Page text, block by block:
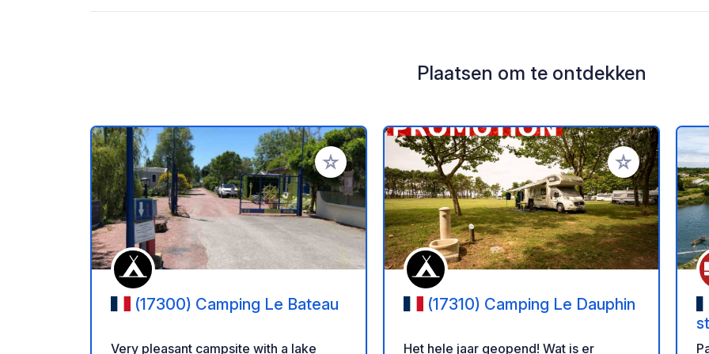
Plaatsen om te ontdekken
Voeg toe aan je favorieten
(17300) Camping Le Bateau
Very pleasant campsite with a lake
Voeg toe aan je
(17310) Camping Le Dauphin
Het hele jaar geopend! Wat is er